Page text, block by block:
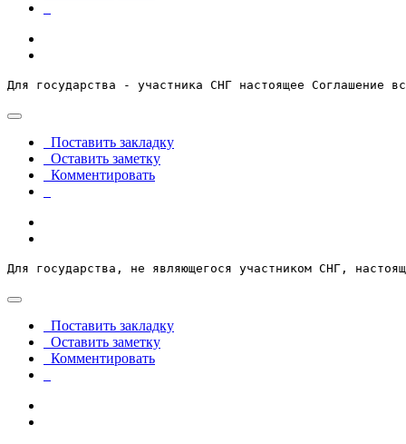
Для государства - участника СНГ настоящее Соглашение
Поставить закладку
Оставить заметку
Комментировать
Для государства, не являющегося участником СНГ,
Поставить закладку
Оставить заметку
Комментировать